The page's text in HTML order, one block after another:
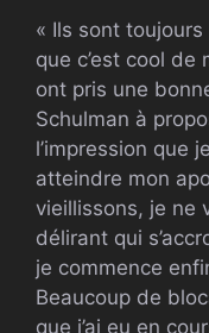
« Ils sont
que c’est cool de
ont pris une
Schulman à
l’impression que
atteindre mon
vieillissons, je ne
délirant qui
je commence
Beaucoup de
que j’ai eu en